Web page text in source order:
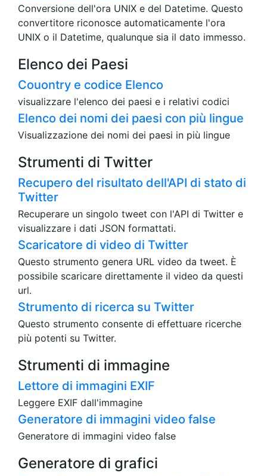
Conversione dell'ora UNIX e del Datetime. Questo
convertitore riconosce automaticamente l'ora
UNIX o il Datetime, qualunque sia il dato immesso.
Elenco dei Paesi
Couontry e codice Elenco
visualizzare l'elenco dei paesi e i relativi codici
Elenco dei nomi dei paesi con più lingue
Visualizzazione dei nomi dei paesi in più lingue
Strumenti di Twitter
Recupero del risultato dell'API di stato di
Twitter
Recuperare un singolo tweet con l'API di Twitter e
visualizzare i dati JSON formattati.
Scaricatore di video di Twitter
Questo strumento genera URL video da tweet. È
possibile scaricare direttamente il video da questi
url.
Strumento di ricerca su Twitter
Questo strumento consente di effettuare ricerche
più potenti su Twitter.
Strumenti di immagine
Lettore di immagini EXIF
Leggere EXIF dall'immagine
Generatore di immagini video false
Generatore di immagini video false
Generatore di grafici